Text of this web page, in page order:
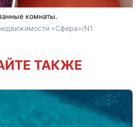
комнаты.
«Сфера»/N1
ТАКЖЕ